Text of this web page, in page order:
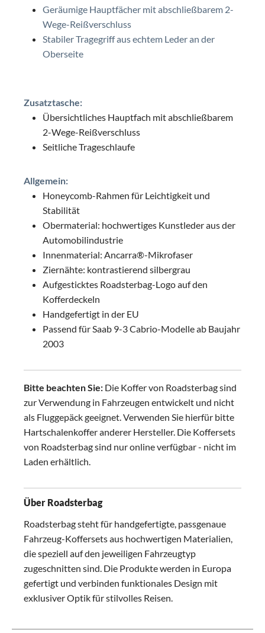
Geräumige Hauptfächer mit abschließbarem 2-
Wege-Reißverschluss
Stabiler Tragegriff aus echtem Leder an der
Oberseite
Zusatztasche:
Übersichtliches Hauptfach mit abschließbarem
2-Wege-Reißverschluss
Seitliche Trageschlaufe
Allgemein:
Honeycomb-Rahmen für Leichtigkeit und
Stabilität
Obermaterial: hochwertiges Kunstleder aus der
Automobilindustrie
Innenmaterial: Ancarra®-Mikrofaser
Ziernähte: kontrastierend silbergrau
Aufgesticktes Roadsterbag-Logo auf den
Kofferdeckeln
Handgefertigt in der EU
Passend für Saab 9-3 Cabrio-Modelle ab Baujahr
2003
Bitte beachten Sie: Die Koffer von Roadsterbag sind
zur Verwendung in Fahrzeugen entwickelt und nicht
als Fluggepäck geeignet. Verwenden Sie hierfür bitte
Hartschalenkoffer anderer Hersteller. Die Koffersets
von Roadsterbag sind nur online verfügbar - nicht im
Laden erhältlich.
Über Roadsterbag
Roadsterbag steht für handgefertigte, passgenaue
Fahrzeug-Koffersets aus hochwertigen Materialien,
die speziell auf den jeweiligen Fahrzeugtyp
zugeschnitten sind. Die Produkte werden in Europa
gefertigt und verbinden funktionales Design mit
exklusiver Optik für stilvolles Reisen.